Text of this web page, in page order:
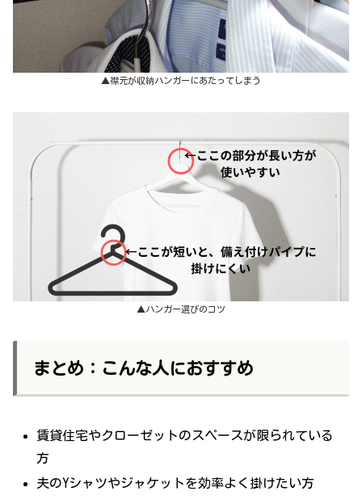
▲襟元が収納ハンガーにあたってしまう
▲ハンガー選びのコツ
まとめ：こんな人におすすめ
賃貸住宅やクローゼットのスペースが限られている
方
夫のYシャツやジャケットを効率よく掛けたい方